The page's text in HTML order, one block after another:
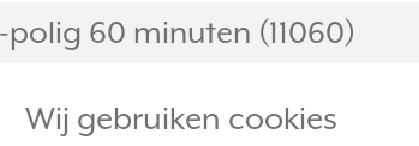
Wij gebruiken cookies
60 minuten (11060)
60 minuten. Belastbaar tot 16A/250V AC.
een draaiknop en afdekraam in de gewenste serie